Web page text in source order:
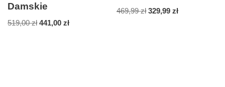
Damskie
519,00zł 441,00 zł
469,99zł 329,99zł